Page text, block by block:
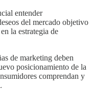
entender
del mercado objetivo
la estrategia de
de marketing deben
posicionamiento de la
comprendan y